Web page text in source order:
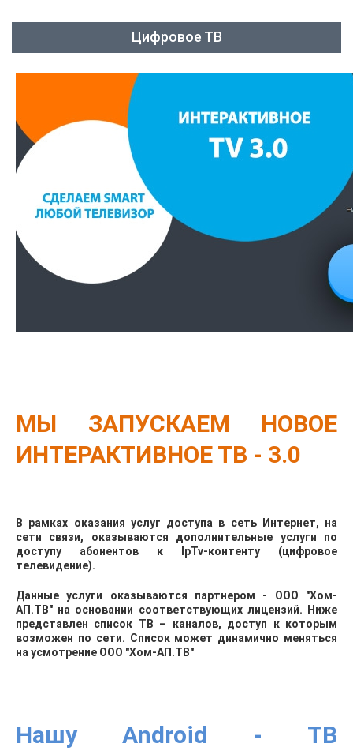
Цифровое ТВ
МЫ ЗАПУСКАЕМ НОВОЕ
ИНТЕРАКТИВНОЕ ТВ - 3.0
В рамках оказания услуг доступа в сеть Интернет, на
сети связи, оказываются дополнительные услуги по
доступу абонентов к IpTv-контенту (цифровое
телевидение).
Данные услуги оказываются партнером - ООО "Хом-
АП.ТВ" на основании соответствующих лицензий. Ниже
представлен список ТВ – каналов, доступ к которым
возможен по сети. Список может динамично меняться
на усмотрение ООО "Хом-АП.ТВ"
Нашу Android - ТВ